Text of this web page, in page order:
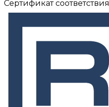
Сертификат соответствия